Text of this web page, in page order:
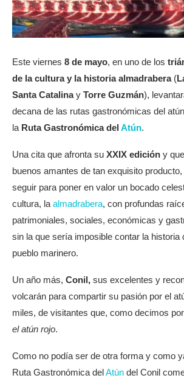
Este viernes 8 de mayo, en uno de los
de la cultura y la historia almadrabera(
Santa Catalinay Torre Guzmán),
decana de las rutas gastronómicas del
la Ruta Gastronómica del Atún.
Una cita que afronta su XXIX edición y
buenos amantes de tan exquisito
seguir para poner en valor un bocado
cultura, la almadrabera, con profundas
patrimoniales, sociales, económicas y
sin la que sería imposible contar la historia
pueblo marinero.
Un año más, Conil, sus excelentes y
volcarán para compartir su pasión por el
miles, de visitantes que, como decimos
el atún rojo.
Como no podía ser de otra forma y como
Ruta Gastronómica delAtún del Conil